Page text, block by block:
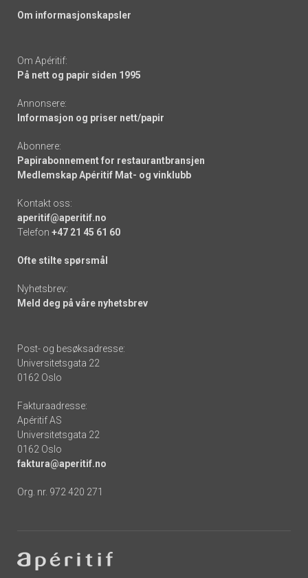
Om informasjonskapsler
Om Apéritif:
På nett og papir siden 1995
Annonsere:
Informasjon og priser nett/papir
Abonnere:
Papirabonnement for restaurantbransjen
Medlemskap Apéritif Mat- og vinklubb
Kontakt oss:
aperitif@aperitif.no
Telefon +47 21 45 61 60
Ofte stilte spørsmål
Nyhetsbrev:
Meld deg på våre nyhetsbrev
Post- og besøksadresse:
Universitetsgata 22
0162 Oslo
Fakturaadresse:
Apéritif AS
Universitetsgata 22
0162 Oslo
faktura@aperitif.no
Org. nr. 972 420 271
-